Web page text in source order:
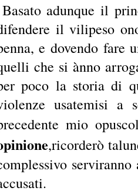
Basato adunque il
il vilipeso
e dovendo
che si ànno
poco la storia di
usatemisi a
mio
,ricorderò